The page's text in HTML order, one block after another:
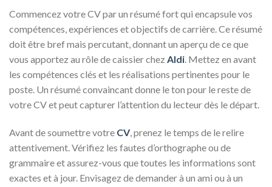
Commencez votre CV par un résumé fort qui encapsule vos
compétences, expériences et objectifs de carrière. Ce résumé
doit être bref mais percutant, donnant un aperçu de ce que
vous apportez au rôle de caissier chez Aldi. Mettez en avant
les compétences clés et les réalisations pertinentes pour le
poste. Un résumé convaincant donne le ton pour le reste de
votre CV et peut capturer l’attention du lecteur dès le départ.
Avant de soumettre votre CV, prenez le temps de le relire
attentivement. Vérifiez les fautes d’orthographe ou de
grammaire et assurez-vous que toutes les informations sont
exactes et à jour. Envisagez de demander à un ami ou à un